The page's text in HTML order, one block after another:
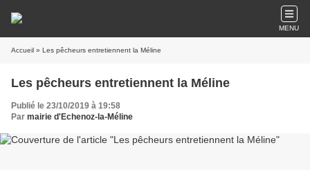
MENU
Accueil » Les pêcheurs entretiennent la Méline
Les pêcheurs entretiennent la Méline
Publié le 23/10/2019 à 19:58
Par mairie d'Echenoz-la-Méline